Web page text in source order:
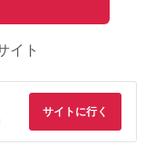
イト
サイトに行く